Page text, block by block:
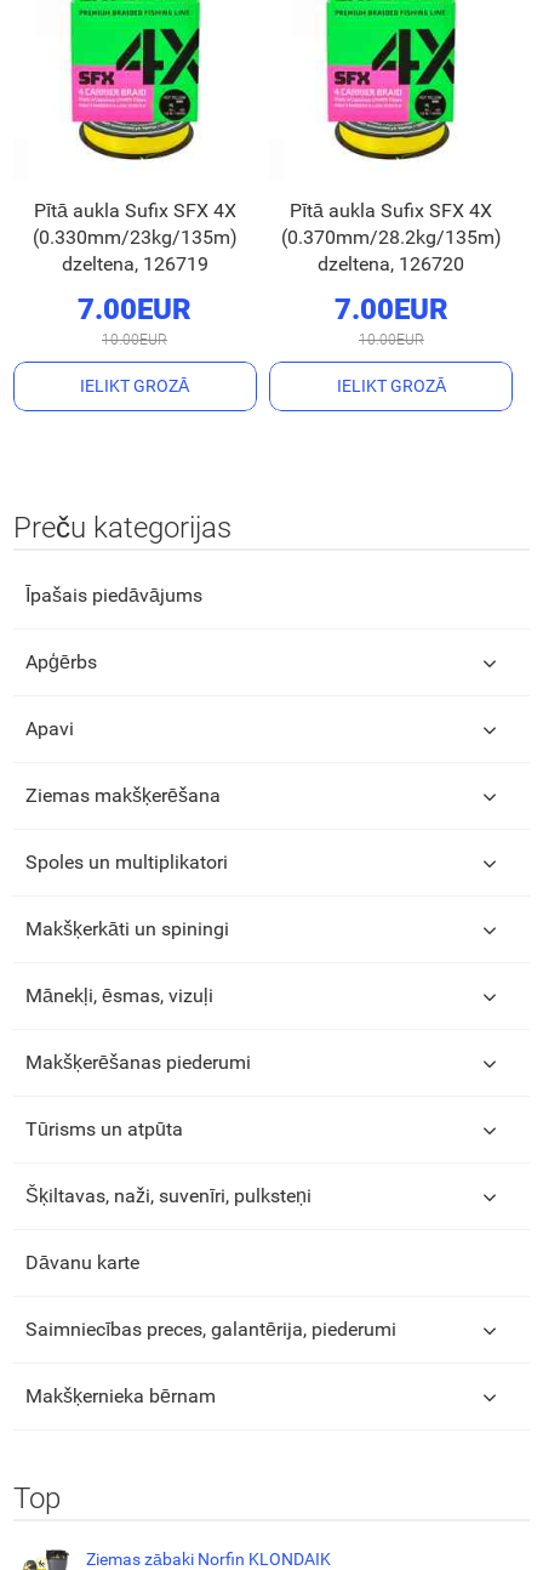
Pītā aukla Sufix SFX 4X
(0.330mm/23kg/135m)
dzeltena, 126719
7.00EUR
10.00EUR
IELIKT GROZĀ
Pītā aukla Sufix SFX 4X
(0.370mm/28.2kg/135m)
dzeltena, 126720
7.00EUR
10.00EUR
IELIKT GROZĀ
Preču kategorijas
Īpašais piedāvājums
Apģērbs
Apavi
Ziemas makšķerēšana
Spoles un multiplikatori
Makšķerkāti un spiningi
Mānekļi, ēsmas, vizuļi
Makšķerēšanas piederumi
Tūrisms un atpūta
Šķiltavas, naži, suvenīri, pulksteņi
Dāvanu karte
Saimniecības preces, galantērija, piederumi
Makšķernieka bērnam
Top
Ziemas zābaki Norfin KLONDAIK